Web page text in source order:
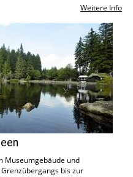
Weitere Info
Museumgebäude und
bis zur